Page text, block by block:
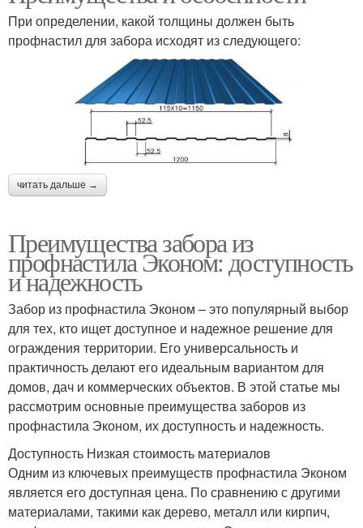
При определении, какой толщины должен быть
профнастил для забора исходят из следующего:
читать дальше →
Преимущества забора из
профнастила Эконом: доступность
и надежность
Забор из профнастила Эконом – это популярный выбор
для тех, кто ищет доступное и надежное решение для
ограждения территории. Его универсальность и
практичность делают его идеальным вариантом для
домов, дач и коммерческих объектов. В этой статье мы
рассмотрим основные преимущества заборов из
профнастила Эконом, их доступность и надежность.
Доступность Низкая стоимость материалов
Одним из ключевых преимуществ профнастила Эконом
является его доступная цена. По сравнению с другими
материалами, такими как дерево, металл или кирпич,